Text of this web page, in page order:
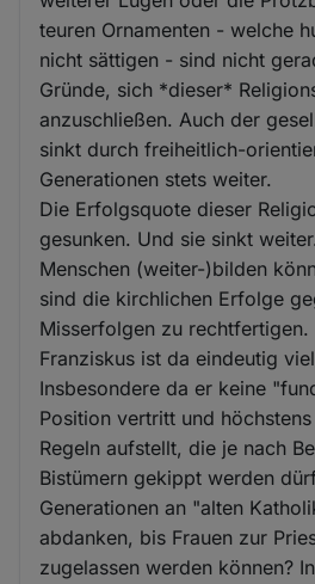
teuren Ornamenten - welche
nicht sättigen - sind nicht
Gründe, sich *dieser*
anzuschließen. Auch der
sinkt durch freiheitlich-
Generationen stets weiter.
Die Erfolgsquote dieser
gesunken. Und sie sinkt
Menschen (weiter-)bilden
sind die kirchlichen Erfolge
Misserfolgen zu rechtfertigen.
Franziskus ist da eindeutig
Insbesondere da er keine
Position vertritt und
Regeln aufstellt, die je nach
Bistümern gekippt werden
Generationen an "alten
abdanken, bis Frauen zur
zugelassen werden können?